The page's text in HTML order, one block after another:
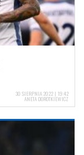
30 SIERPNIA 2022 | 19:42
ANETA DOROTKIEWICZ